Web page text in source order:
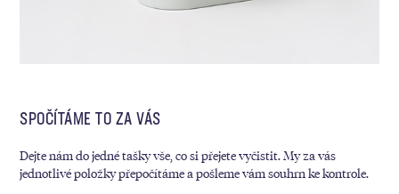
SPOČÍTÁME TO ZA VÁS
Dejte nám do jedné tašky vše, co si přejete vyčistit. My za vás
jednotlivé položky přepočítáme a pošleme vám souhrn ke kontrole.